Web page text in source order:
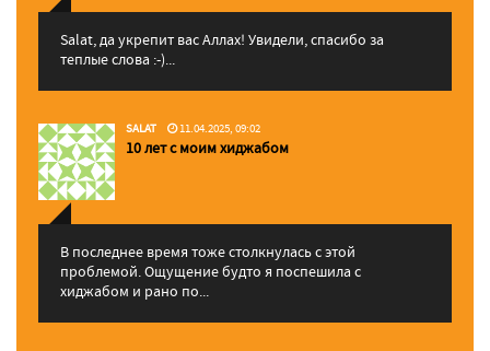
Salat, да укрепит вас Аллаx! Увидели, спасибо за
теплые слова :-)...
SALAT 11.04.2025, 09:02
10 лет с моим хиджабом
В последнее время тоже столкнулась с этой
проблемой. Ощущение будто я поспешила с
хиджабом и рано по...